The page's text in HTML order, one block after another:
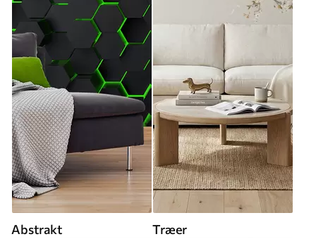
Abstrakt Træer